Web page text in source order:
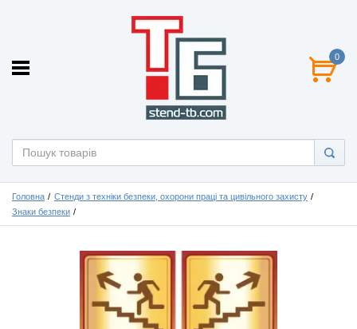
0
Головна
Стенди з техніки безпеки, охорони праці та цивільного захисту
Знаки безпеки